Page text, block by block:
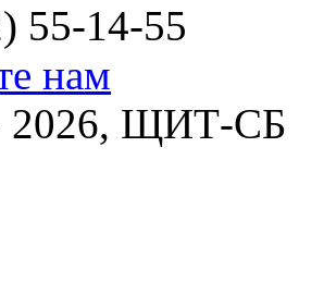
55-14-55
нам
2026, ЩИТ-СБ